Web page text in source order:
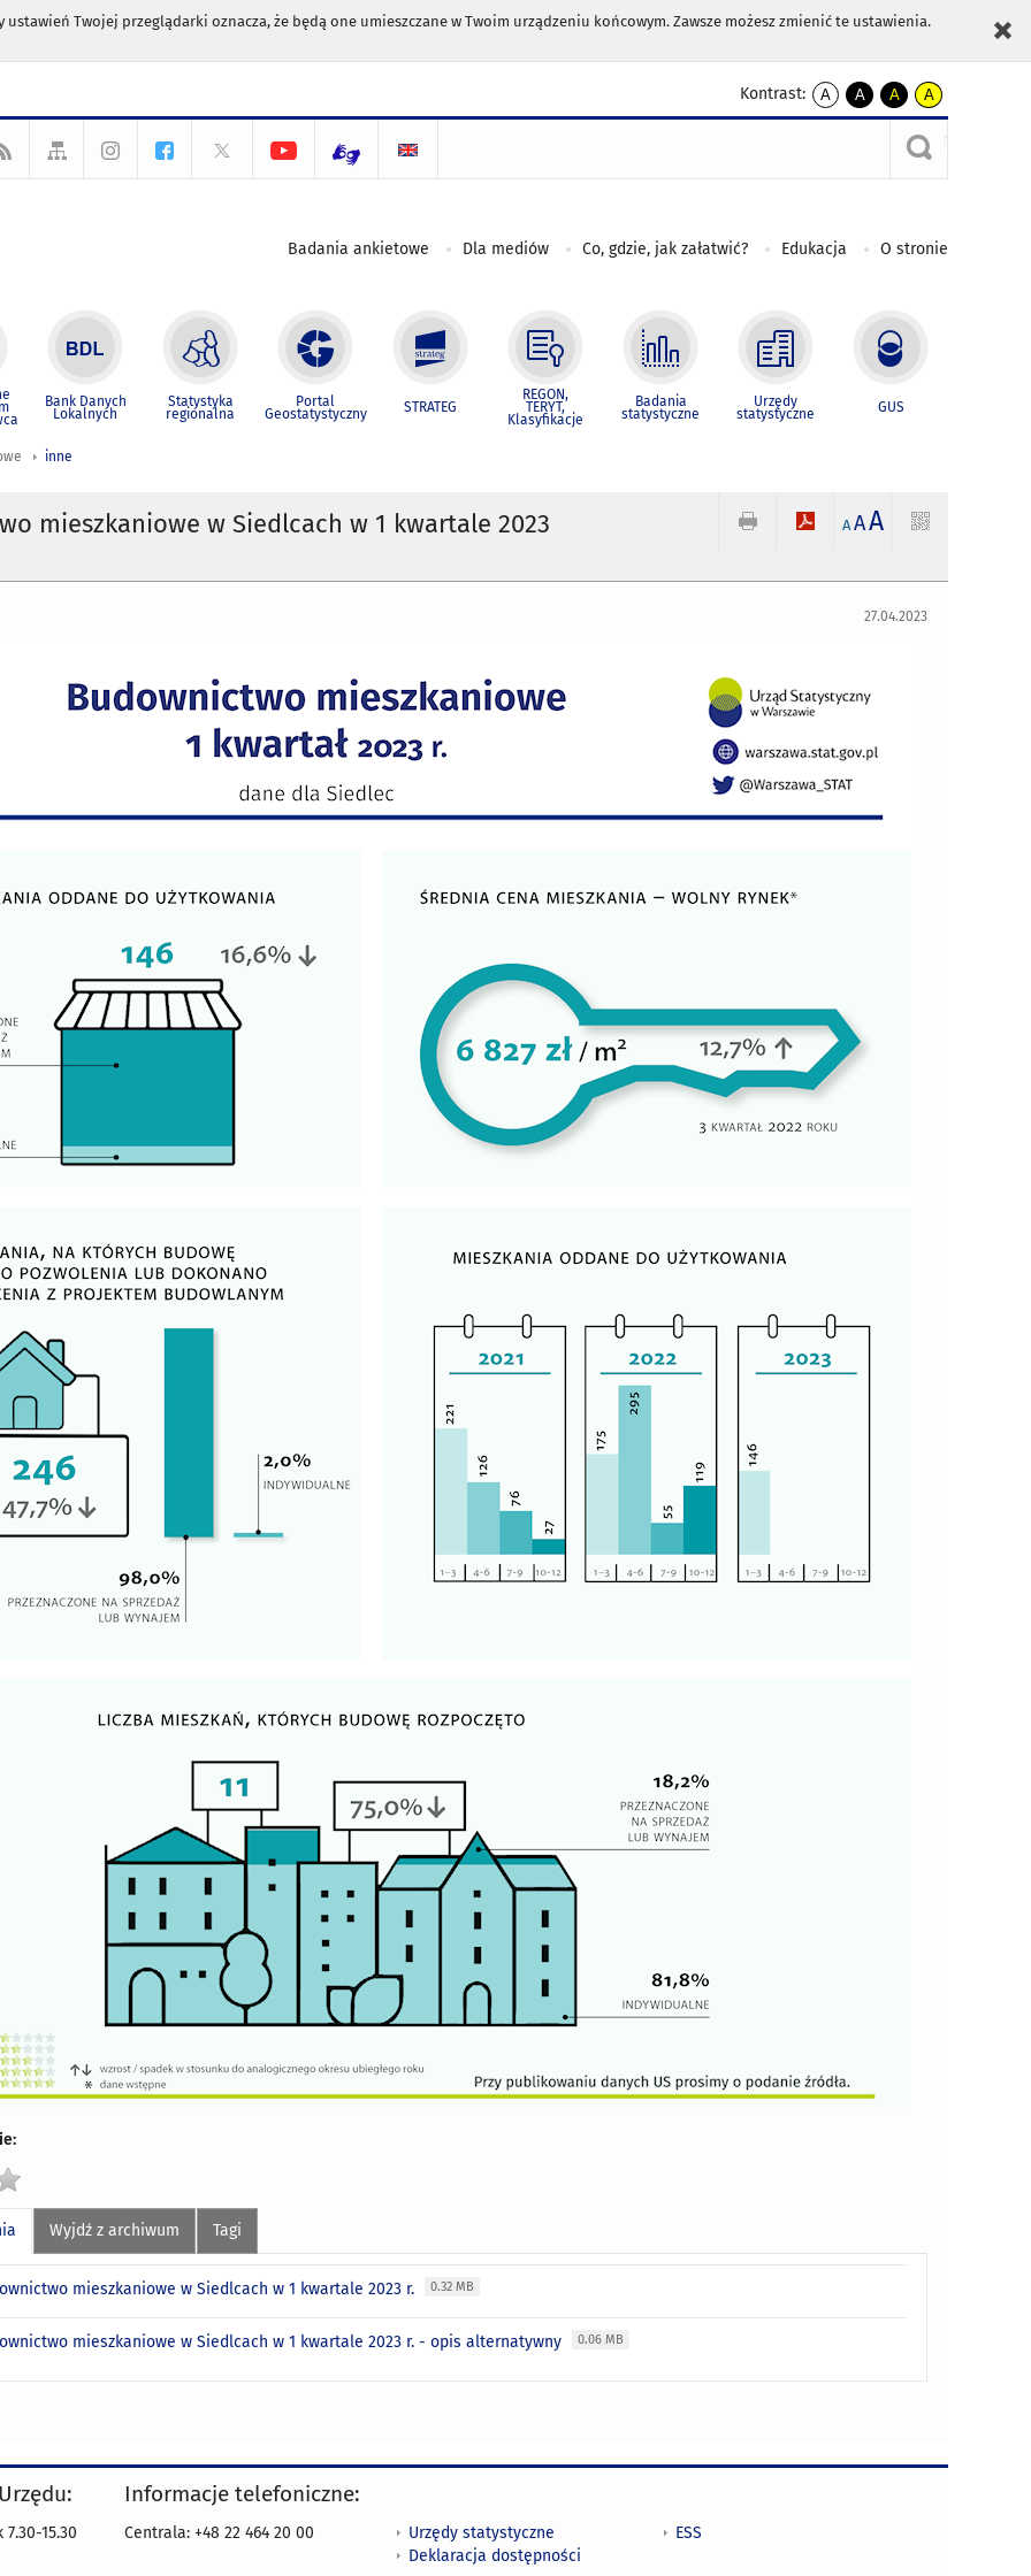
Twojej przeglądarki oznacza, że będą one umieszczane w Twoim urządzeniu końcowym. Zawsze możesz zmienić te ustawienia.
Kontrast:
A
kontrast
A
kontrast
czarnym
A
kontrast
żółty
tekst
czarnym
A
kontrast
czarny
tekst
żółtym
Badania ankietowe Dla mediów Co, gdzie, jak załatwić? Edukacja O stronie
Bank Danych
Lokalnych
Statystyka
regionalna
Portal
Geostatystyczny STRATEG
REGON,
TERYT,
Klasyfikacje
Badania
statystyczne
Urzędy
statystyczne GUS
inne
mieszkaniowe w Siedlcach w 1 kwartale 2023 A AA
27.04.2023
Wyjdź z archiwum Tagi
mieszkaniowe w Siedlcach w 1 kwartale 2023 r. 0.32 MB
mieszkaniowe w Siedlcach w 1 kwartale 2023 r. - opis alternatywny 0.06 MB
15.30
Informacje telefoniczne:
Centrala: +48 22 464 20 00
Urzędy statystyczne
Deklaracja dostępności
ESS